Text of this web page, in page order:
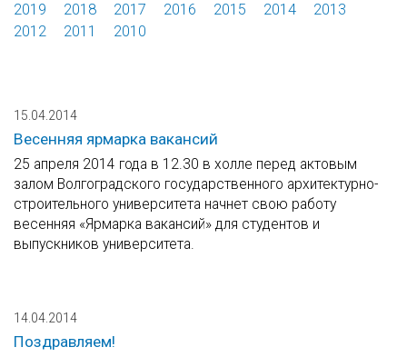
2019
2018 2017 2016 2015 2014
2013
2012
2011 2010
15.04.2014
Весенняя ярмарка вакансий
25 апреля 2014 года в 12.30 в холле перед актовым
залом Волгоградского государственного архитектурно-
строительного университета начнет свою работу
весенняя «Ярмарка вакансий» для студентов и
выпускников университета.
14.04.2014
Поздравляем!